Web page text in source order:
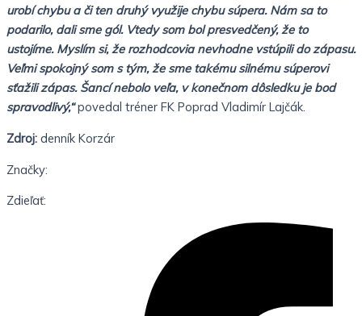
urobí chybu a či ten druhý využije chybu súpera. Nám sa to
podarilo, dali sme gól. Vtedy som bol presvedčený, že to
ustojíme. Myslím si, že rozhodcovia nevhodne vstúpili do zápasu.
Veľmi spokojný som s tým, že sme takému silnému súperovi
sťažili zápas. Šancí nebolo veľa, v konečnom dôsledku je bod
spravodlivý,“povedal tréner FK Poprad Vladimír Lajčák.
Zdroj: denník Korzár
Značky:
Zdieľať: